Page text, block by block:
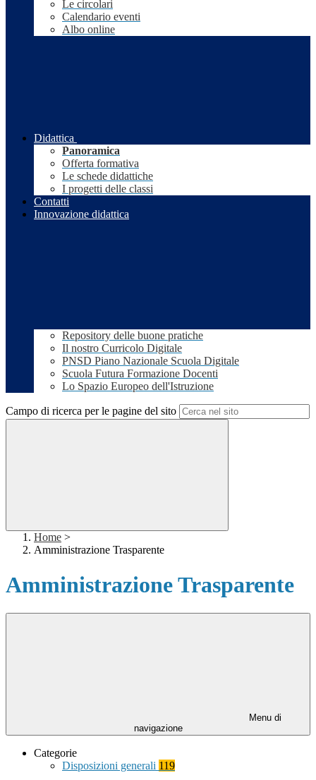
Le circolari
Calendario eventi
Albo online
Didattica
Panoramica
Offerta formativa
Le schede didattiche
I progetti delle classi
Contatti
Innovazione didattica
Repository delle buone pratiche
Il nostro Curricolo Digitale
PNSD Piano Nazionale Scuola Digitale
Scuola Futura Formazione Docenti
Lo Spazio Europeo dell'Istruzione
Campo di ricerca per le pagine del sito
Home >
Amministrazione Trasparente
Amministrazione Trasparente
Menu di
navigazione
Categorie
Disposizioni generali 119